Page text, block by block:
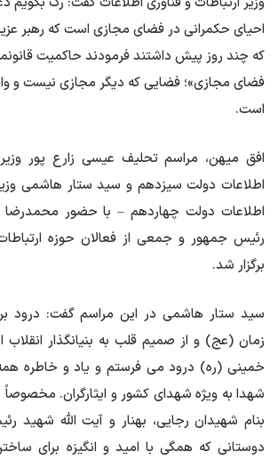
احیای حکمرانی در فضای مجازی است که رهبر
که چند روز پیش داشتند فرمودند حاکمیت
فضای مجازی»؛ فضایی که دیگر مجازی نیست و
است.
افق میهن، مراسم تحلیف عیسی زارع پور وزیر
اطلاعات دولت سیزدهم و سید ستار هاشمی وزیر
اطلاعات دولت چهاردهم – با حضور
رئیس جمهور و جمعی از فعالان حوزه
برگزار شد.
سید ستار هاشمی در این مراسم گفت: درود بر
زمان (عج) و از صمیم قلب به بنیانگذار
خمینی (ره) درود می فرستم و یاد و خاطره
شهدا به ویژه شهدای کشور و ایثارگران.
بنام شهیدان رجایی، بهنار و آیت الله شهید
دوستانی که همگی با امید و انگیزه برای